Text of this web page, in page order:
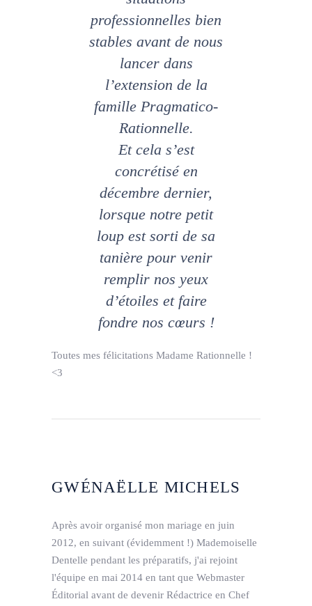
professionnelles bien
stables avant de nous
lancer dans
l’extension de la
famille Pragmatico-
Rationnelle.
Et cela s’est
concrétisé en
décembre dernier,
lorsque notre petit
loup est sorti de sa
tanière pour venir
remplir nos yeux
d’étoiles et faire
fondre nos cœurs !
Toutes mes félicitations Madame Rationnelle !
<3
GWÉNAËLLE MICHELS
Après avoir organisé mon mariage en juin
2012, en suivant (évidemment !) Mademoiselle
Dentelle pendant les préparatifs, j'ai rejoint
l'équipe en mai 2014 en tant que Webmaster
Éditorial avant de devenir Rédactrice en Chef